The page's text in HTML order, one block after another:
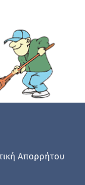
Απορρήτου